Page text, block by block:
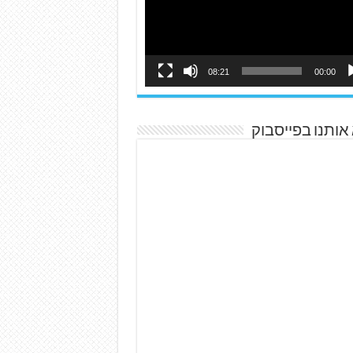
00:00
08:21
בפייסבוק